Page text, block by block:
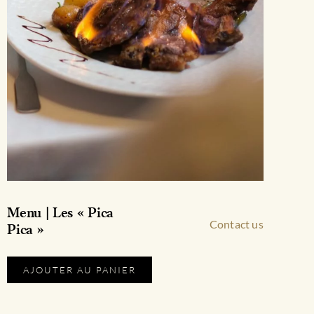
Menu | Les « Pica
Pica »
Contact us
AJOUTER AU PANIER
produit